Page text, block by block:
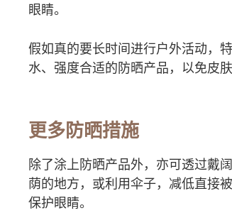
眼睛。
假如真的要长时间进行户外活动，
水、强度合适的防晒产品，以免皮
更多防晒措施
除了涂上防晒产品外，亦可透过戴
荫的地方，或利用伞子，减低直接
保护眼睛。